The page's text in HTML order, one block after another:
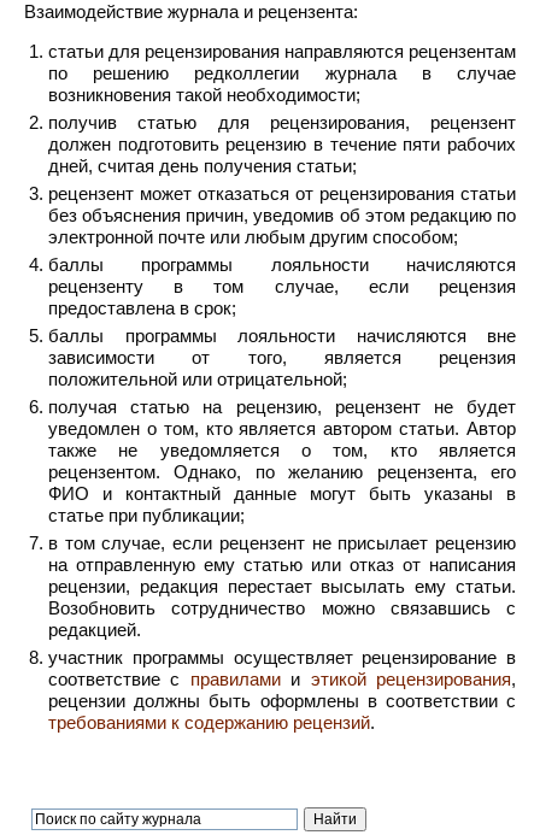
Взаимодействие журнала и рецензента:
статьи для рецензирования направляются рецензентам
по решению редколлегии журнала в случае
возникновения такой необходимости;
получив статью для рецензирования, рецензент
должен подготовить рецензию в течение пяти рабочих
дней, считая день получения статьи;
рецензент может отказаться от рецензирования статьи
без объяснения причин, уведомив об этом редакцию по
электронной почте или любым другим способом;
баллы программы лояльности начисляются
рецензенту в том случае, если рецензия
предоставлена в срок;
баллы программы лояльности начисляются вне
зависимости от того, является рецензия
положительной или отрицательной;
получая статью на рецензию, рецензент не будет
уведомлен о том, кто является автором статьи. Автор
также не уведомляется о том, кто является
рецензентом. Однако, по желанию рецензента, его
ФИО и контактный данные могут быть указаны в
статье при публикации;
в том случае, если рецензент не присылает рецензию
на отправленную ему статью или отказ от написания
рецензии, редакция перестает высылать ему статьи.
Возобновить сотрудничество можно связавшись с
редакцией.
участник программы осуществляет рецензирование в
соответствие с правиламии этикой рецензирования,
рецензии должны быть оформлены в соответствии с
требованиями к содержанию рецензий.